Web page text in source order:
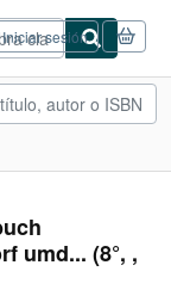
Iniciar sesión
umd... (8°, ,